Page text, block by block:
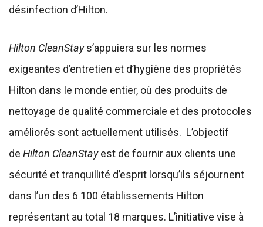
désinfection d’Hilton.
Hilton CleanStays’appuiera sur les normes
exigeantes d’entretien et d’hygiène des propriétés
Hilton dans le monde entier, où des produits de
nettoyage de qualité commerciale et des protocoles
améliorés sont actuellement utilisés. L’objectif
de Hilton CleanStayest de fournir aux clients une
sécurité et tranquillité d’esprit lorsqu’ils séjournent
dans l’un des 6 100 établissements Hilton
représentant au total 18 marques. L’initiative vise à